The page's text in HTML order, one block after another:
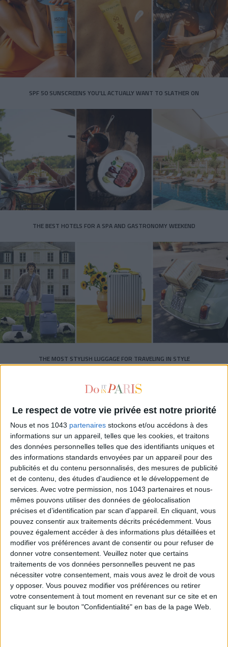
Le respect de votre vie privée est notre priorité
Nous et nos 1043 partenaires stockons et/ou accédons à des
informations sur un appareil, telles que les cookies, et traitons
des données personnelles telles que des identifiants uniques et
des informations standards envoyées par un appareil pour des
publicités et du contenu personnalisés, des mesures de publicité
et de contenu, des études d'audience et le développement de
services. Avec votre permission, nos 1043 partenaires et nous-
mêmes pouvons utiliser des données de géolocalisation
précises et d’identification par scan d'appareil. En cliquant, vous
pouvez consentir aux traitements décrits précédemment. Vous
pouvez également accéder à des informations plus détaillées et
modifier vos préférences avant de consentir ou pour refuser de
donner votre consentement. Veuillez noter que certains
traitements de vos données personnelles peuvent ne pas
nécessiter votre consentement, mais vous avez le droit de vous
y opposer. Vous pouvez modifier vos préférences ou retirer
votre consentement à tout moment en revenant sur ce site et en
cliquant sur le bouton "Confidentialité" en bas de la page Web.
SPF 50 SUNSCREENS YOU'LL ACTUALLY WANT TO SLATHER ON
THE BEST HOTELS FOR A SPA AND GASTRONOMY WEEKEND
THE MOST STYLISH LUGGAGE FOR TRAVELING IN STYLE
ÉLYSÉE - ÉTOILE: CHIC ADDRESSES TO REMEMBER